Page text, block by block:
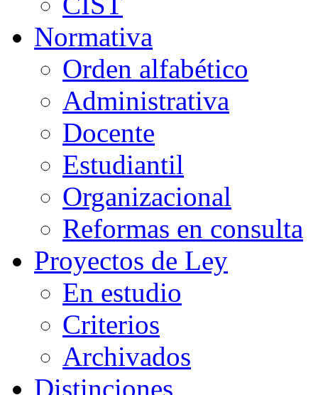
Normativa
Orden alfabético
Administrativa
Docente
Estudiantil
Organizacional
Reformas en consulta
Proyectos de Ley
En estudio
Criterios
Archivados
Distinciones